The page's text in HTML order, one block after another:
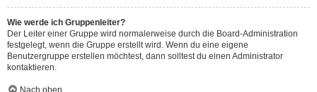
Wie werde ich Gruppenleiter?
Der Leiter einer Gruppe wird normalerweise durch die Board-Administration
festgelegt, wenn die Gruppe erstellt wird. Wenn du eine eigene
Benutzergruppe erstellen möchtest, dann solltest du einen Administrator
kontaktieren.
Nach oben